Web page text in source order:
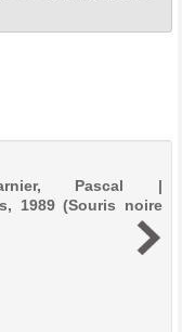
Pascal |
1989 (Souris noire